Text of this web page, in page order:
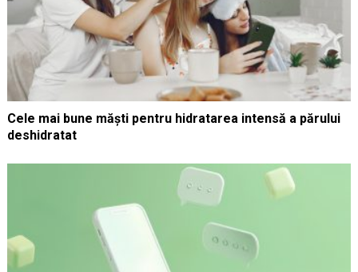
Cele mai bune măști pentru hidratarea intensă a părului
deshidratat